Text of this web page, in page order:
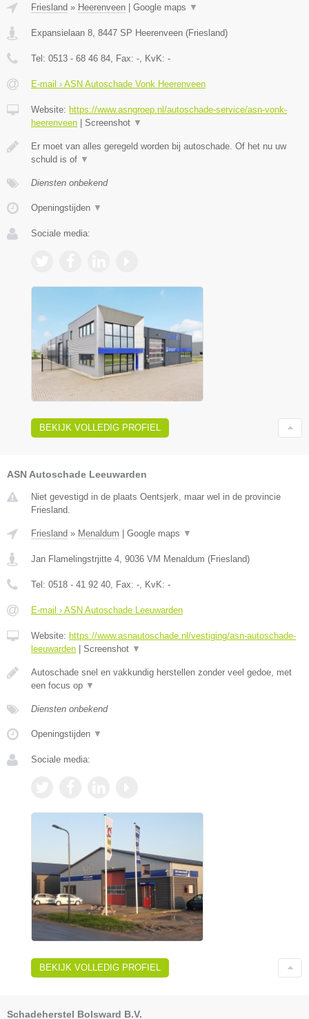
Friesland » Heerenveen Google maps ▼
Expansielaan 8, 8447 SP Heerenveen (Friesland)
Tel: 0513 - 68 46 84, Fax: -, KvK: -
E-mail › ASN Autoschade Vonk Heerenveen
Website: https://www.asngroep.nl/autoschade-service/asn-vonk-
heerenveen
Screenshot ▼
Er moet van alles geregeld worden bij autoschade. Of het nu uw
schuld is of ▼
Diensten onbekend
Openingstijden ▼
Sociale media:
BEKIJK VOLLEDIG PROFIEL
ASN Autoschade Leeuwarden
Niet gevestigd in de plaats Oentsjerk, maar wel in de provincie
Friesland.
Friesland » Menaldum Google maps ▼
Jan Flamelingstrjitte 4 9036 VM Menaldum (Friesland)
Tel: 0518 - 41 92 40 , Fax: - , KvK: -
E-mail › ASN Autoschade Leeuwarden
Website: https://www.asnautoschade.nl/vestiging/asn-autoschade-
leeuwarden
Screenshot ▼
Autoschade snel en vakkundig herstellen zonder veel gedoe, met
een focus op ▼
Diensten onbekend
Openingstijden ▼
Sociale media:
BEKIJK VOLLEDIG PROFIEL
Schadeherstel Bolsward B.V.